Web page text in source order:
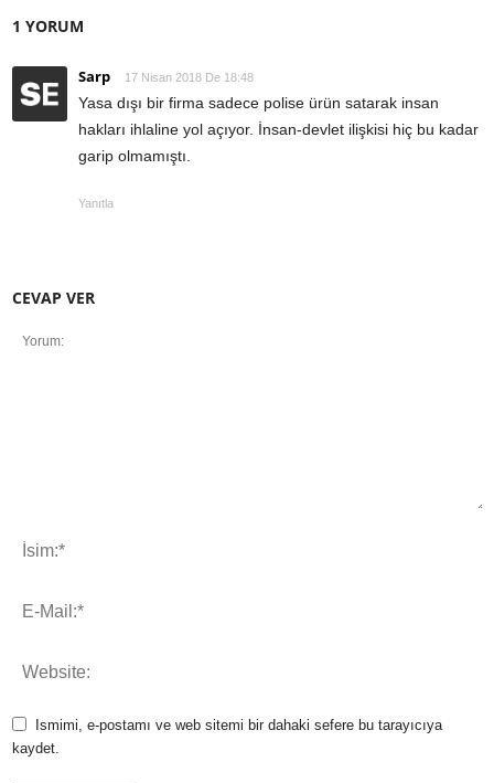
1 YORUM
Sarp 17 Nisan 2018 De 18:48
Yasa dışı bir firma sadece polise ürün satarak insan
hakları ihlaline yol açıyor. İnsan-devlet ilişkisi hiç bu kadar
garip olmamıştı.
Yanıtla
CEVAP VER
Ismimi, e-postamı ve web sitemi bir dahaki sefere bu tarayıcıya
kaydet.